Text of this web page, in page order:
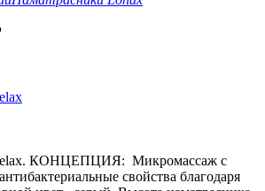
КОНЦЕПЦИЯ: Микромассаж с
свойства благодаря